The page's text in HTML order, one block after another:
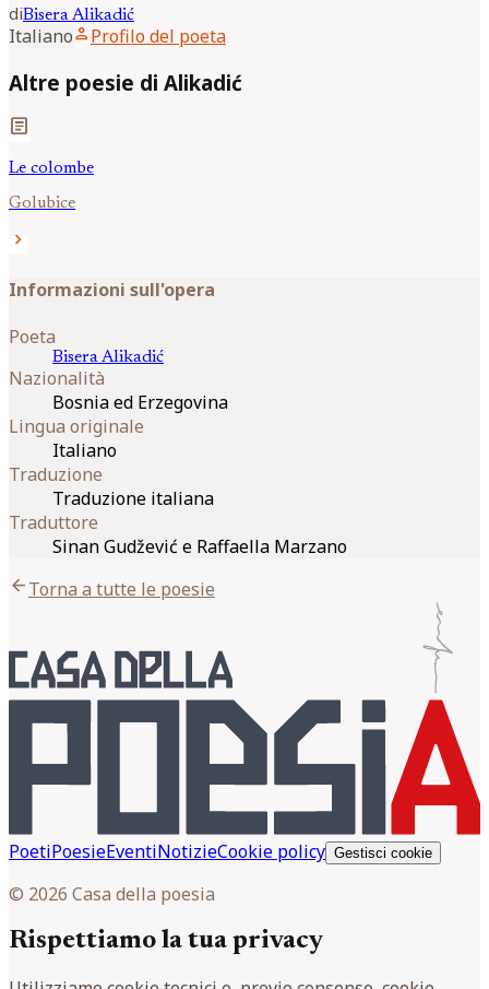
diBiseraAlikadić
Italianoperson Profilo del poeta
Altre poesie di Alikadić
article
Le colombe
Golubice
chevron_right
Informazioni sull'opera
Poeta
BiseraAlikadić
Nazionalità
Bosnia ed Erzegovina
Lingua originale
Italiano
Traduzione
Traduzione italiana
Traduttore
Sinan Gudžević e Raffaella Marzano
arrow_backTorna a tutte le poesie
PoetiPoesieEventiNotizieCookie policy Gestisci cookie
© 2026 Casa della poesia
Rispettiamo la tua privacy